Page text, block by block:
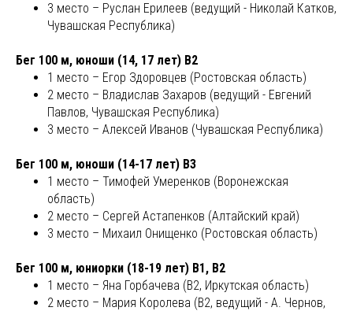
3 место – Руслан Ерилеев (ведущий - Николай Катков,
Чувашская Республика)
Бег 100 м, юноши (14, 17 лет) В2
1 место – Егор Здоровцев (Ростовская область)
2 место – Владислав Захаров (ведущий - Евгений
Павлов, Чувашская Республика)
3 место – Алексей Иванов (Чувашская Республика)
Бег 100 м, юноши (14-17 лет) В3
1 место – Тимофей Умеренков (Воронежская
область)
2 место – Сергей Астапенков (Алтайский край)
3 место – Михаил Онищенко (Ростовская область)
Бег 100 м, юниорки (18-19 лет) В1, В2
1 место – Яна Горбачева (В2, Иркутская область)
2 место – Мария Королева (В2, ведущий - А. Чернов,